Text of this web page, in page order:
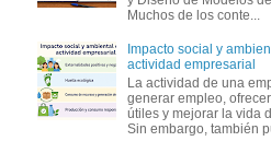
Muchos de los conte...
Impacto social y
actividad empresarial
La actividad de una
generar empleo,
útiles y mejorar la vida
Sin embargo, también